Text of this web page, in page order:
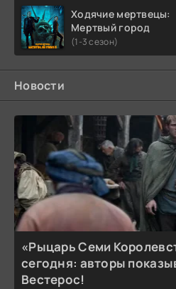
Ходячие мертвецы:
Мертвый город
(1-3 сезон)
Новости
«Рыцарь Семи
сегодня: авторы
Вестерос!